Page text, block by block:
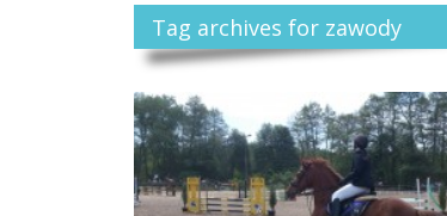
Tag archives for zawody